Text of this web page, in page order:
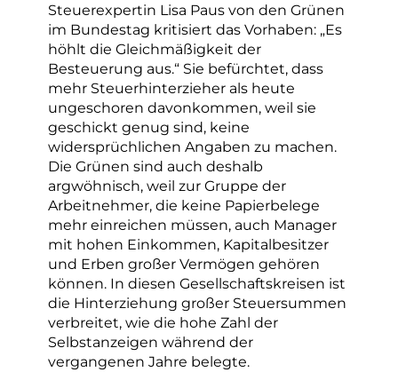
Steuerexpertin Lisa Paus von den Grünen
im Bundestag kritisiert das Vorhaben: „Es
höhlt die Gleichmäßigkeit der
Besteuerung aus.“ Sie befürchtet, dass
mehr Steuerhinterzieher als heute
ungeschoren davonkommen, weil sie
geschickt genug sind, keine
widersprüchlichen Angaben zu machen.
Die Grünen sind auch deshalb
argwöhnisch, weil zur Gruppe der
Arbeitnehmer, die keine Papierbelege
mehr einreichen müssen, auch Manager
mit hohen Einkommen, Kapitalbesitzer
und Erben großer Vermögen gehören
können. In diesen Gesellschaftskreisen ist
die Hinterziehung großer Steuersummen
verbreitet, wie die hohe Zahl der
Selbstanzeigen während der
vergangenen Jahre belegte.